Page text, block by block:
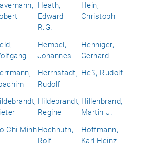
Heath,
Edward
R.G.
Hein,
Christoph
Hempel,
Johannes
Henniger,
Gerhard
Herrnstadt,
Rudolf
Heß, Rudolf
Hildebrandt,
Regine
Hillenbrand,
Martin J.
Chi MinhHochhuth,
Rolf
Hoffmann,
Karl-Heinz